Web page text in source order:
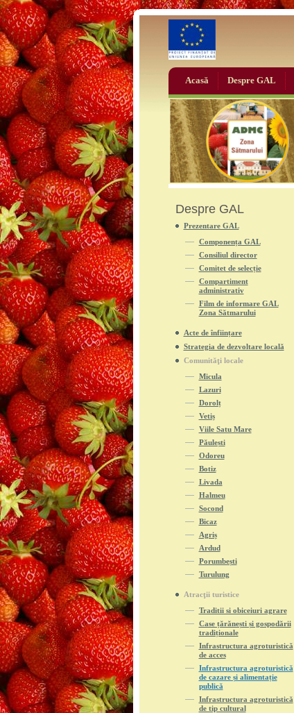
Acasă Despre GAL
Despre GAL
Prezentare GAL
Componența GAL
Consiliul director
Comitet de selecție
Compartiment
administrativ
Film de informare GAL
Zona Sătmarului
Acte de înființare
Strategia de dezvoltare locală
Comunităţi locale
Micula
Lazuri
Dorolț
Vetiș
Viile Satu Mare
Păulești
Odoreu
Botiz
Livada
Halmeu
Socond
Bicaz
Agriș
Ardud
Porumbești
Turulung
Atracţii turistice
Traditii si obiceiuri agrare
Case țărănești și gospodării
tradiționale
Infrastructura agroturistică
de acces
Infrastructura agroturistică
de cazare și alimentație
publică
Infrastructura agroturistică
de tip cultural